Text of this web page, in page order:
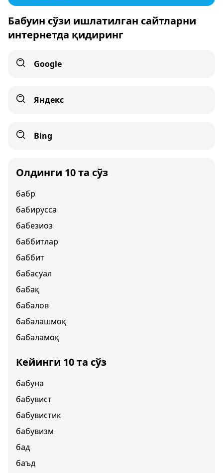
Бабуин сўзи ишлатилган сайтларни
интернетда қидиринг
Google
Яндекс
Bing
Олдинги 10 та сўз
бабр
бабирусса
бабезиоз
баббитлар
баббит
бабасуал
бабақ
бабалов
бабалашмоқ
бабаламоқ
Кейинги 10 та сўз
бабуна
бабувист
бабувистик
бабувизм
бад
баъд